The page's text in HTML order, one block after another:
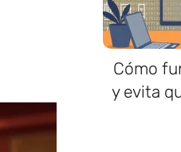
Cómo
y evita